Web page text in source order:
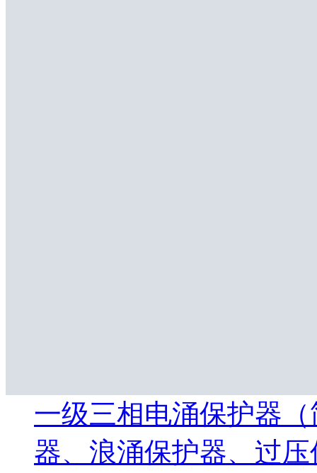
一级三相电涌保护器
器、浪涌保护器、过